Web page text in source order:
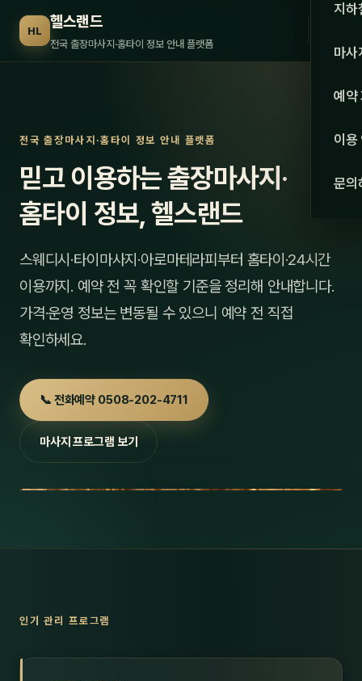
HL 헬스랜드
전국 출장마사지·홈타이 정보 안내 플랫폼 서울
강원·
강원
전남
경북
지하
마사
관리
스
홈타
1인
예약
이용
문의
전국 출장마사지·홈타이 정보 안내 플랫폼
믿고 이용하는 출장마사지·
홈타이 정보, 헬스랜드
스웨디시·타이마사지·아로마테라피부터 홈타이·24시간
이용까지. 예약 전 꼭 확인할 기준을 정리해 안내합니다.
가격·운영 정보는 변동될 수 있으니 예약 전 직접
확인하세요.
📞 전화예약 0508-202-4711
마사지 프로그램 보기
인기 관리 프로그램